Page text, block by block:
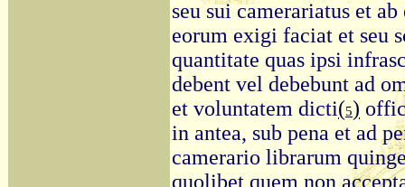
seu sui camerariatus et
eorum exigi faciat et seu
quantitate quas ipsi
debent vel debebunt ad
et voluntatem dicti(5)
in antea, sub pena et ad
camerario librarum
quolibet quem non